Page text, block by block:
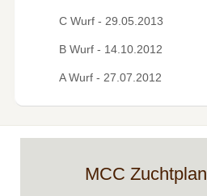
C Wurf - 29.05.2013
B Wurf - 14.10.2012
A Wurf - 27.07.2012
MCC Zuchtplan